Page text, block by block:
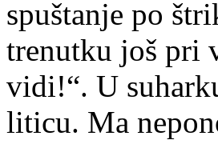
spuštanje po
trenutku još pri
vidi!“. U
liticu. Ma